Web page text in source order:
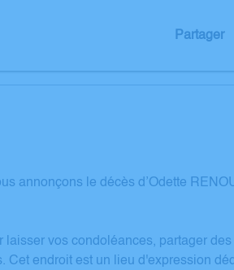
Partager
annonçons le décès d’Odette
vos condoléances, partager
Cet endroit est un lieu d'expression